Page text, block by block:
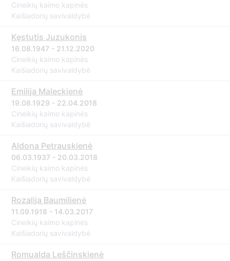
Cineikių kaimo kapinės
Kaišiadorių savivaldybė
Kęstutis Juzukonis
16.08.1947 - 21.12.2020
Cineikių kaimo kapinės
Kaišiadorių savivaldybė
Emilija Maleckienė
19.08.1929 - 22.04.2018
Cineikių kaimo kapinės
Kaišiadorių savivaldybė
Aldona Petrauskienė
06.03.1937 - 20.03.2018
Cineikių kaimo kapinės
Kaišiadorių savivaldybė
Rozalija Baumilienė
11.09.1918 - 14.03.2017
Cineikių kaimo kapinės
Kaišiadorių savivaldybė
Romualda Leščinskienė